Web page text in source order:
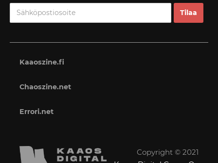
Kaaoszine.fi
Chaoszine.net
Errori.net
Copyright © 2021